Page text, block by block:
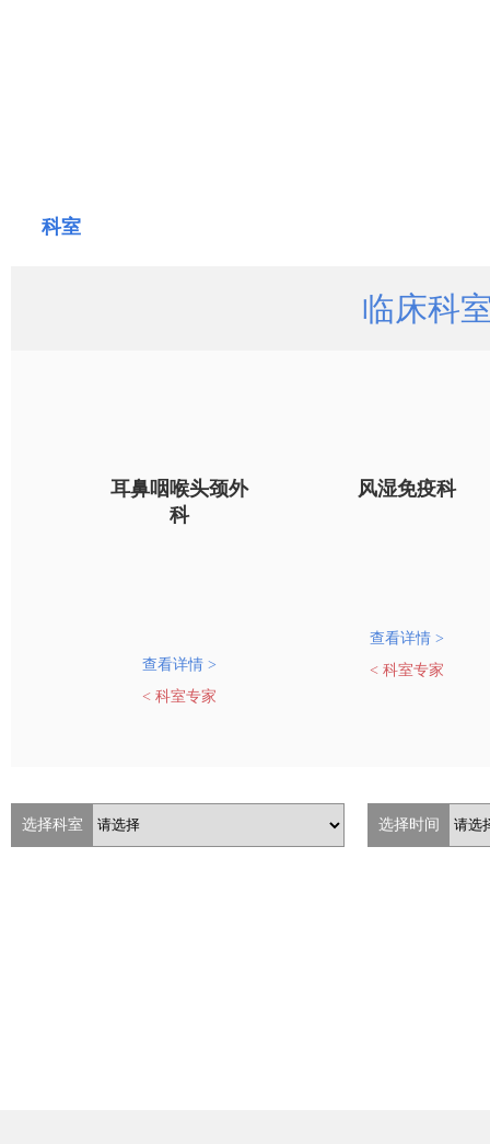
科室
临床科
耳鼻咽喉头颈外
科
查看详情 >
< 科室专家
风湿免疫科
查看详情 >
< 科室专家
选择科室 选择时间